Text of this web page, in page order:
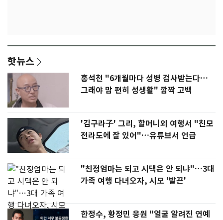
핫뉴스
홍석천 "6개월마다 성병 검사받는다…
그래야 맘 편히 성생활" 깜짝 고백
'김구라子' 그리, 할머니외 여행서 "친모
전라도에 잘 있어"…유튜브서 언급
"친정엄마는 되고 시댁은 안 되냐"…3대
가족 여행 다녀오자, 시모 '발끈'
한정수, 황정민 응원 "얼굴 알려진 연예